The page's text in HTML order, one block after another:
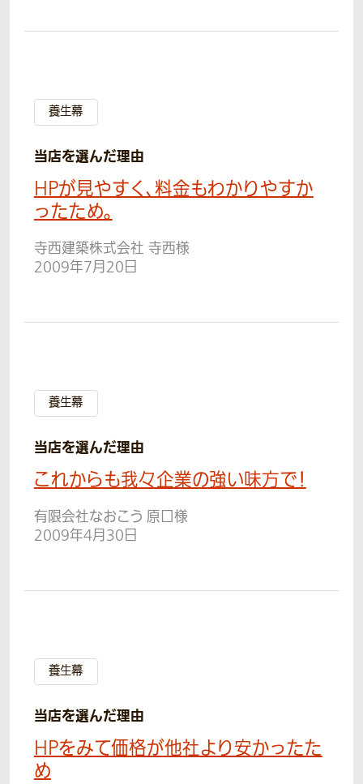
養生幕
当店を選んだ理由
HPが見やすく、料金もわかりやすか
ったため。
寺西建築株式会社 寺西様
2009年7月20日
養生幕
当店を選んだ理由
これからも我々企業の強い味方で！
有限会社なおこう 原口様
2009年4月30日
養生幕
当店を選んだ理由
HPをみて価格が他社より安かったた
め